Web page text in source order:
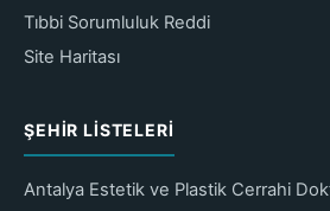
Tıbbi Sorumluluk Reddi
Site Haritası
ŞEHIR LISTELERI
Antalya Estetik ve Plastik Cerrahi